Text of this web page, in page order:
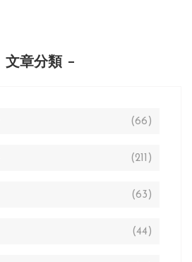
文章分類
(66)
(211)
(63)
(44)